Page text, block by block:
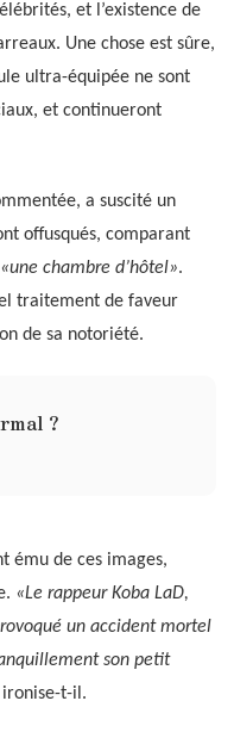
et l’existence de
Une chose est sûre,
ultra-équipée ne sont
et continueront
a suscité un
offusqués, comparant
«une chambre d’hôtel».
traitement de faveur
de sa notoriété.
?
ému de ces images,
«Le rappeur Koba LaD,
un accident mortel
son petit
ironise-t-il.